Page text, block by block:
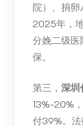
院）、捐卵
2025年，
分娩二级
保。
第三， 深圳
13%-20%
付39%。